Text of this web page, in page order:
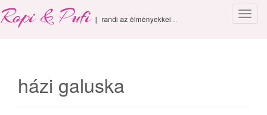
T
házi galuska